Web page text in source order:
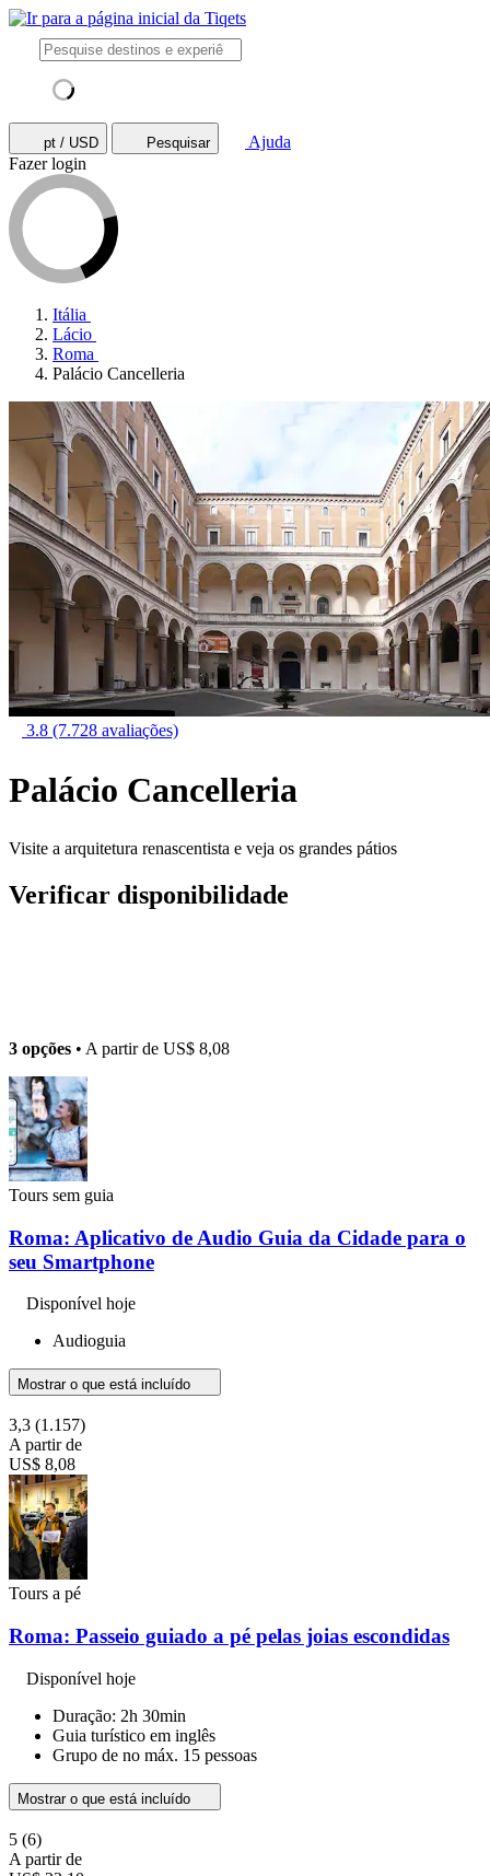
pt / USD Pesquisar
Ajuda
Fazer login
Itália
Lácio
Roma
Palácio Cancelleria
3.8 (7.728 avaliações)
Palácio Cancelleria
Visite a arquitetura renascentista e veja os grandes pátios
Verificar disponibilidade
3 opções • A partir de US$ 8,08
Tours sem guia
Roma: Aplicativo de Audio Guia da Cidade para o
seu Smartphone
Disponível hoje
Audioguia
Mostrar o que está incluído
3,3 (1.157)
A partir de
US$ 8,08
Tours a pé
Roma: Passeio guiado a pé pelas joias escondidas
Disponível hoje
Duração: 2h 30min
Guia turístico em inglês
Grupo de no máx. 15 pessoas
Mostrar o que está incluído
5 (6)
A partir de